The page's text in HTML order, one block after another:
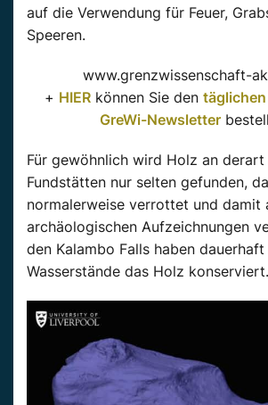
auf die Verwendung für Feuer,
Speeren.
www.grenzwissenschaft-
+ HIER können Sie den
GreWi-Newsletter
Für gewöhnlich wird Holz an derart
Fundstätten nur selten gefunden,
normalerweise verrottet und damit
archäologischen Aufzeichnungen
den Kalambo Falls haben dauerhaft
Wasserstände das Holz konserviert.